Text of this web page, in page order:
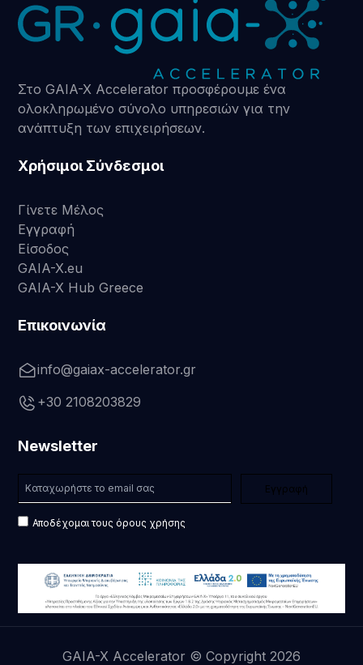
Στο GAIA-X Accelerator προσφέρουμε ένα
ολοκληρωμένο σύνολο υπηρεσιών για την
ανάπτυξη των επιχειρήσεων.
Χρήσιμοι Σύνδεσμοι
Γίνετε Μέλος
Εγγραφή
Είσοδος
GAIA-X.eu
GAIA-X Hub Greece
Επικοινωνία
info@gaiax-accelerator.gr
+30 2108203829
Newsletter
Αποδέχομαι τους όρους χρήσης
GAIA-X Accelerator © Copyright 2026